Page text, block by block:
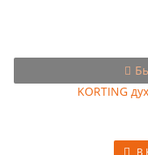
KORTING
В